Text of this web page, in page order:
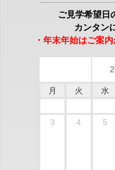
ご見学希望日
カンタン
・年末年始はご案
月 火 水
3
4 5